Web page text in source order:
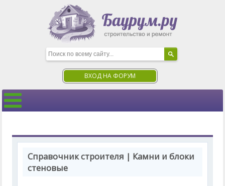
ВХОД НА ФОРУМ
Справочник строителя | Камни и блоки
стеновые